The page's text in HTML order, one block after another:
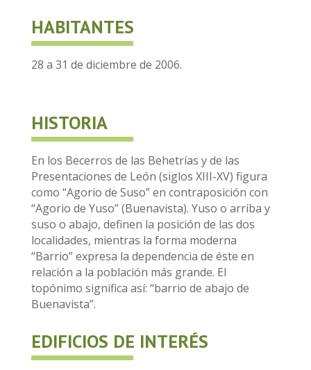
HABITANTES
28 a 31 de diciembre de 2006.
HISTORIA
En los Becerros de las Behetrías y de las
Presentaciones de León (siglos XIII-XV) figura
como “Agorio de Suso” en contraposición con
“Agorio de Yuso” (Buenavista). Yuso o arriba y
suso o abajo, definen la posición de las dos
localidades, mientras la forma moderna
“Barrio” expresa la dependencia de éste en
relación a la población más grande. El
topónimo significa así: “barrio de abajo de
Buenavista”.
EDIFICIOS DE INTERÉS